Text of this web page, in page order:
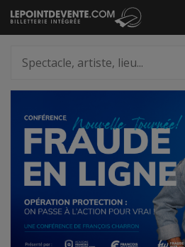
Passer
au
artiste,
lieu...